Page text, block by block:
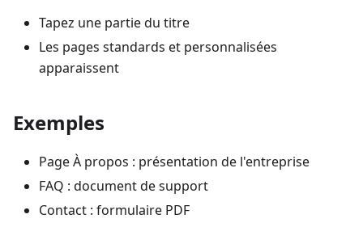
Tapez une partie du titre
Les pages standards et personnalisées
apparaissent
Exemples
Page À propos : présentation de l'entreprise
FAQ : document de support
Contact : formulaire PDF